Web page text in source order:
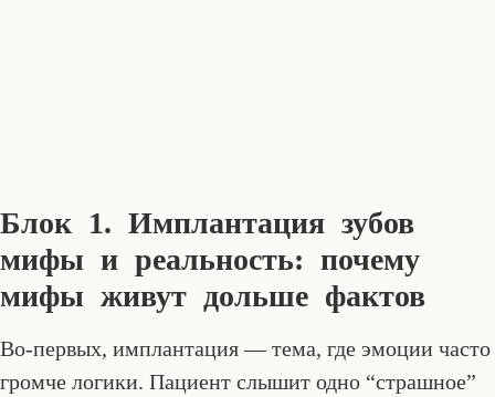
Блок 1. Имплантация зубов
мифы и реальность: почему
мифы живут дольше фактов
Во-первых, имплантация — тема, где эмоции часто
громче логики. Пациент слышит одно “страшное”